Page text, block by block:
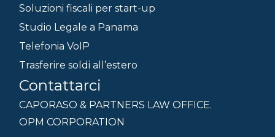
Soluzioni fiscali per start-up
Studio Legale a Panama
Telefonia VoIP
Trasferire soldi all’estero
Contattarci
CAPORASO & PARTNERS LAW OFFICE.
OPM CORPORATION